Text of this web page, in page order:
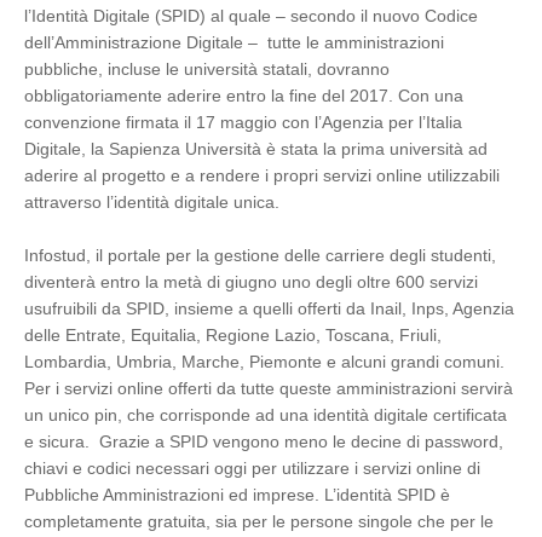
l’Identità Digitale (SPID) al quale – secondo il nuovo Codice
dell’Amministrazione Digitale – tutte le amministrazioni
pubbliche, incluse le università statali, dovranno
obbligatoriamente aderire entro la fine del 2017. Con una
convenzione firmata il 17 maggio con l’Agenzia per l’Italia
Digitale, la Sapienza Università è stata la prima università ad
aderire al progetto e a rendere i propri servizi online utilizzabili
attraverso l’identità digitale unica.
Infostud, il portale per la gestione delle carriere degli studenti,
diventerà entro la metà di giugno uno degli oltre 600 servizi
usufruibili da SPID, insieme a quelli offerti da Inail, Inps, Agenzia
delle Entrate, Equitalia, Regione Lazio, Toscana, Friuli,
Lombardia, Umbria, Marche, Piemonte e alcuni grandi comuni.
Per i servizi online offerti da tutte queste amministrazioni servirà
un unico pin, che corrisponde ad una identità digitale certificata
e sicura. Grazie a SPID vengono meno le decine di password,
chiavi e codici necessari oggi per utilizzare i servizi online di
Pubbliche Amministrazioni ed imprese. L’identità SPID è
completamente gratuita, sia per le persone singole che per le